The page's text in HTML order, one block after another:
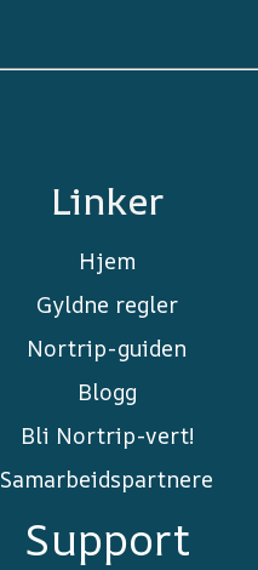
Linker
Hjem
Gyldne regler
Nortrip-guiden
Blogg
Bli Nortrip-vert!
Samarbeidspartnere
Support